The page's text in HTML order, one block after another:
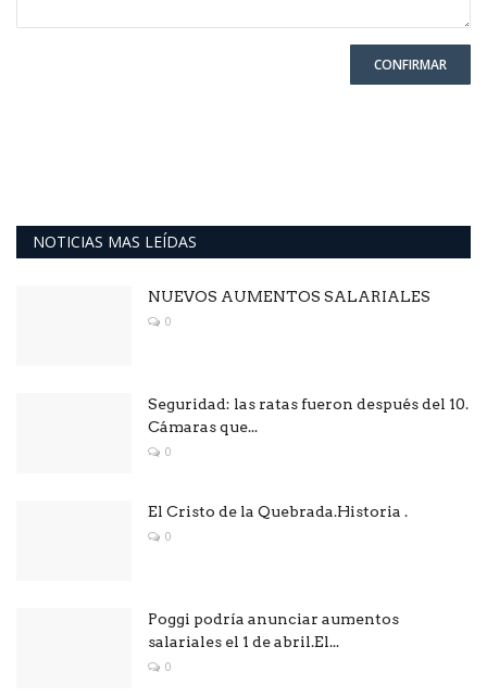
CONFIRMAR
NOTICIAS MAS LEÍDAS
NUEVOS AUMENTOS SALARIALES
0
Seguridad: las ratas fueron después del 10.
Cámaras que...
0
El Cristo de la Quebrada.Historia .
0
Poggi podría anunciar aumentos
salariales el 1 de abril.El...
0